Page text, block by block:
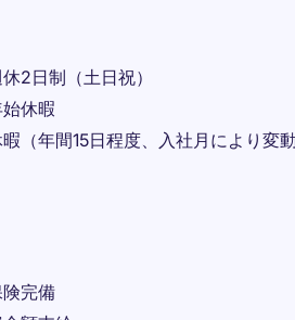
2日制（土日祝）
休暇
（年間15日程度、入社月により変動
完備